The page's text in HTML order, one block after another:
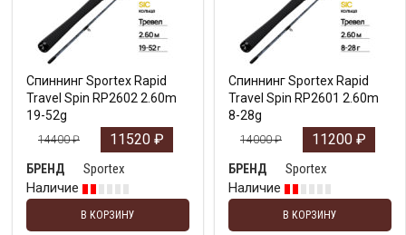
Спиннинг Sportex Rapid
Travel Spin RP2602 2.60m
19-52g
14400₽ 11520 ₽
БРЕНД
Sportex
Наличие
В КОРЗИНУ
Спиннинг Sportex Rapid
Travel Spin RP2601 2.60m
8-28g
14000₽ 11200 ₽
БРЕНД
Sportex
Наличие
В КОРЗИНУ